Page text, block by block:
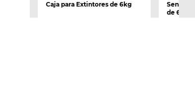
Caja para Extintores de 6kg
Sencillo
de 6kg